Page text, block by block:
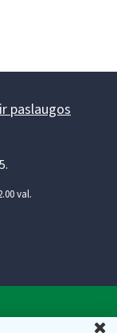
paslaugos
val.